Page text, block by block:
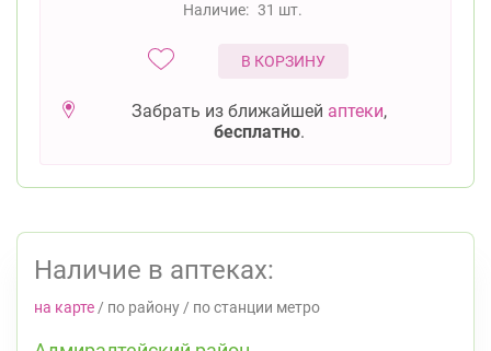
Наличие: 31 шт.
В КОРЗИНУ
Забрать из ближайшей аптеки,
бесплатно.
Наличие в аптеках:
на карте / по району / по станции метро